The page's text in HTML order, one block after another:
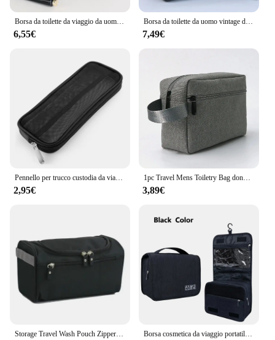
Borsa da toilette da viaggio da uomo borsa da toilette impermeabile da uomo borsa cosmetica in tela Casual con manico in pelle da uomo
6,55€
Borsa da toilette da uomo vintage di lusso da viaggio necessaria per affari Custodie per cosmetici Borse da toilette per organizer da appendere per uomo
7,49€
Pennello per trucco custodia da viaggio borsa da toilette cosmetica Organizer per uomo donna strumenti di bellezza Kit in rete accessori per la conservazione del lavaggio del sacchetto
2,95€
1pc Travel Mens Toiletry Bag donna Cosmetic Necessaire Case impermeabile Ladies Makeup Bag Beauty Wash Pouch Handbag Organizer
3,89€
Borsa cosmetica da viaggio portatile borsa da toilette impermeabile di grande capacità con gancio per appendere borsa da bagno per uomo e donna